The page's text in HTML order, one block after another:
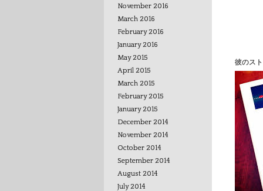
November 2016
March 2016
February 2016
January 2016
May 2015
April 2015
March 2015
February 2015
January 2015
December 2014
November 2014
October 2014
September 2014
August 2014
July 2014
彼のス